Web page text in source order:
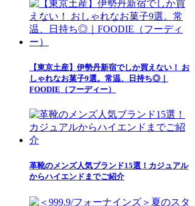
【東京土産】伊勢丹新宿でしか買えない！ お
しゃれなお菓子9選。常温、日持ち◎｜
FOODIE（フーディー）
革靴のメンズ人気ブランド15選！カジュアル
からハイエンドまでご紹介